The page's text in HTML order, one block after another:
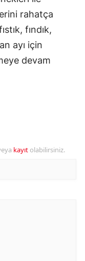
rahatça
fındık,
ayı için
devam
kayıt olabilirsiniz.